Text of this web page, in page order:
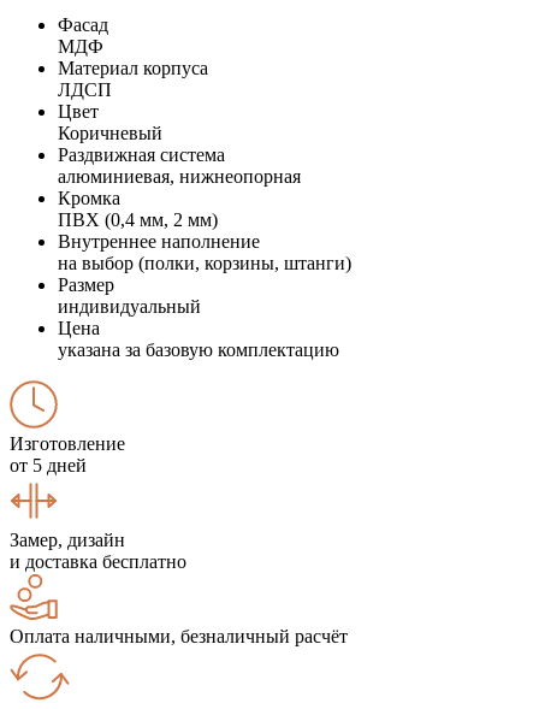
Фасад
МДФ
Материал корпуса
ЛДСП
Цвет
Коричневый
Раздвижная система
алюминиевая, нижнеопорная
Кромка
ПВХ (0,4 мм, 2 мм)
Внутреннее наполнение
на выбор (полки, корзины, штанги)
Размер
индивидуальный
Цена
указана за базовую комплектацию
Изготовление
от 5 дней
Замер, дизайн
и доставка бесплатно
Оплата наличными, безналичный расчёт